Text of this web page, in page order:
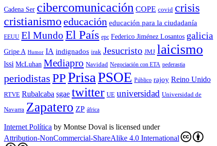
Cadena Ser cibercomunicación COPE covid crisis
cristianismo educación educación para la ciudadaní­a
EEUU El Mundo El País epc Federico Jiménez Losantos galicia
Gripe A Humor IA indignados irak Jesucristo JMJ laicismo
lssi McLuhan Mediapro Navidad Negociación con ETA pederastia
periodistas PPPrisaPSOE Público rajoy Reino Unido
RTVE Rubalcaba sgae twitter UE universidad Universidad de
Navarra Zapatero ZP áfrica
Internet Política by Montse Doval is licensed under
Attribution-NonCommercial-ShareAlike 4.0 International